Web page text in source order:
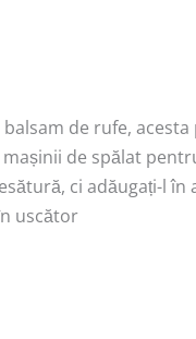
de rufe,
de spălat
ci adăugați-l în
uscător